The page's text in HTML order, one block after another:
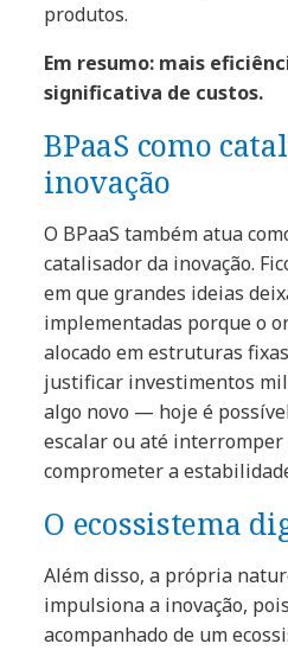
produtos.
Em resumo: mais
significativa de custos.
BPaaS como
inovação
O BPaaS também atua
catalisador da inovação.
em que grandes ideias
implementadas porque o
alocado em estruturas
justificar investimentos
algo novo — hoje é
escalar ou até
comprometer a
O ecossistema
Além disso, a própria
impulsiona a inovação,
acompanhado de um